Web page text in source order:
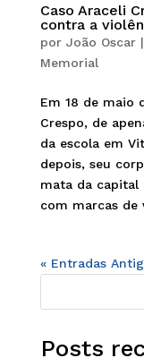
Caso Araceli
contra a
por João Oscar|
Memorial
Em 18 de maio
Crespo, de
da escola em
depois, seu
mata da capital
com marcas de
« Entradas
Posts